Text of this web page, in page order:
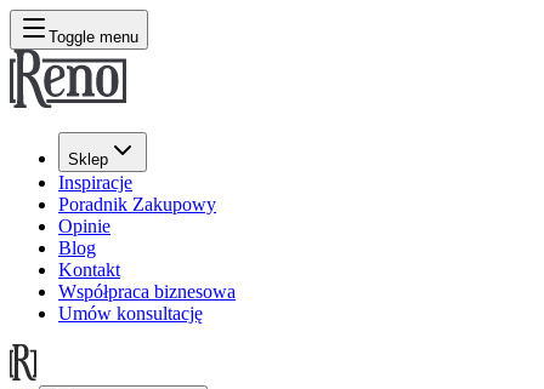
Toggle menu
Sklep
Inspiracje
Poradnik Zakupowy
Opinie
Blog
Kontakt
Współpraca biznesowa
Umów konsultację